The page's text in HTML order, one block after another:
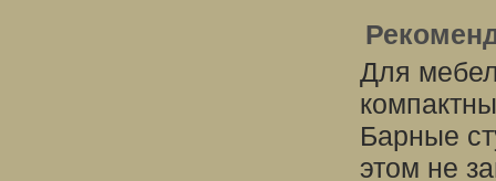
Для
Барные
этом не